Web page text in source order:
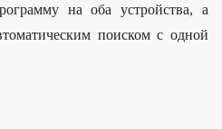
на оба устройства, а
поиском с одной